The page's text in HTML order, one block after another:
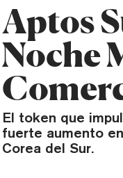
Aptos
Noche
El token que
fuerte aumento
Corea del Sur.